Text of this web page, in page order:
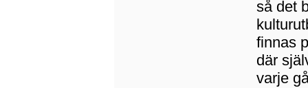
så det
finnas
där
varje